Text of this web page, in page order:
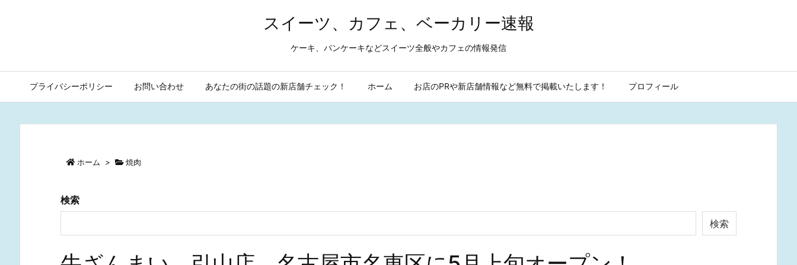
スイーツ、カフェ、ベーカリー速報
ケーキ、パンケーキなどスイーツ全般やカフェの情報発信
プライバシーポリシー お問い合わせ あなたの街の話題の新店舗チェック！ ホーム お店のPRや新店舗情報など無料で掲載いたします！ プロフィール
ホーム > 焼肉
検索
検索